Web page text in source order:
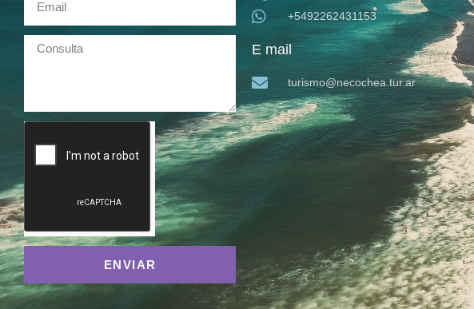
ENVIAR
+5492262431153
E mail
turismo@necochea.tur.ar